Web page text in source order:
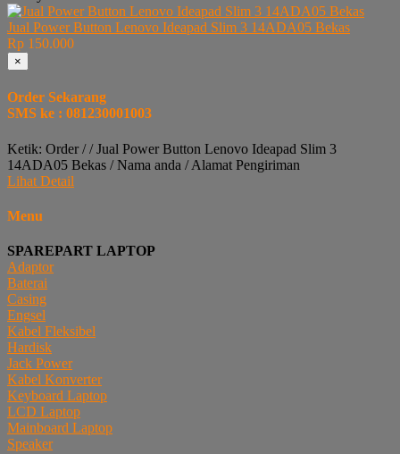
Jual Power Button Lenovo Ideapad Slim 3 14ADA05 Bekas
Rp 150.000
×
Order Sekarang
SMS ke : 081230001003
Ketik: Order / / Jual Power Button Lenovo Ideapad Slim 3
14ADA05 Bekas / Nama anda / Alamat Pengiriman
Lihat Detail
Menu
SPAREPART LAPTOP
Adaptor
Baterai
Casing
Engsel
Kabel Fleksibel
Hardisk
Jack Power
Kabel Konverter
Keyboard Laptop
LCD Laptop
Mainboard Laptop
Speaker